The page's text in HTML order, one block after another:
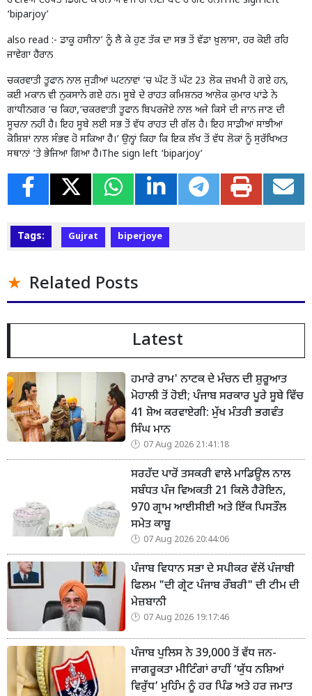
‘biparjoy’
also read :- ਡਾਕੂ ਹਸੀਨਾ’ ਨੂੰ ਲੈ ਕੇ ਹੁਣ ਤੱਕ ਦਾ ਸਭ ਤੋਂ ਵੱਡਾ ਖ਼ੁਲਾਸਾ, ਹਰ ਕੋਈ ਰਹਿ
ਜਾਵੇਗਾ ਹੈਰਾਨ
ਚਕਰਵਾਤੀ ਤੂਫਾਨ ਨਾਲ ਜੁੜੀਆਂ ਘਟਨਾਵਾਂ ’ਚ ਘੱਟ ਤੋਂ ਘੱਟ 23 ਲੋਕ ਜ਼ਖਮੀ ਹੋ ਗਏ ਹਨ,
ਕਈ ਮਕਾਨ ਵੀ ਨੁਕਸਾਨੇ ਗਏ ਹਨ। ਸੂਬੇ ਦੇ ਰਾਹਤ ਕਮਿਸ਼ਨਰ ਆਲੋਕ ਕੁਮਾਰ ਪਾਂਡੇ ਨੇ
ਗਾਂਧੀਨਗਰ ’ਚ ਕਿਹਾ,‘ਚਕਰਵਾਤੀ ਤੂਫਾਨ ਬਿਪਰਜੋਏ ਨਾਲ ਅਜੇ ਕਿਸੇ ਦੀ ਜਾਨ ਜਾਣ ਦੀ
ਸੂਚਨਾ ਨਹੀਂ ਹੈ। ਇਹ ਸੂਬੇ ਲਈ ਸਭ ਤੋਂ ਵੱਧ ਰਾਹਤ ਦੀ ਗੱਲ ਹੈ। ਇਹ ਸਾਡੀਆਂ ਸਾਂਝੀਆਂ
ਕੋਸ਼ਿਸ਼ਾਂ ਨਾਲ ਸੰਭਵ ਹੋ ਸਕਿਆ ਹੈ।’ ਉਨ੍ਹਾਂ ਕਿਹਾ ਕਿ ਇਕ ਲੱਖ ਤੋਂ ਵੱਧ ਲੋਕਾਂ ਨੂੰ ਸੁਰੱਖਿਅਤ
ਸਥਾਨਾਂ ’ਤੇ ਭੇਜਿਆ ਗਿਆ ਹੈ।The sign left ‘biparjoy’
Tags: Gujrat biperjoye
Related Posts
Latest
ਹਮਾਰੇ ਰਾਮ' ਨਾਟਕ ਦੇ ਮੰਚਨ ਦੀ ਸ਼ੁਰੂਆਤ
ਮੋਹਾਲੀ ਤੋਂ ਹੋਈ; ਪੰਜਾਬ ਸਰਕਾਰ ਪੂਰੇ ਸੂਬੇ ਵਿੱਚ
41 ਸ਼ੋਅ ਕਰਵਾਏਗੀ: ਮੁੱਖ ਮੰਤਰੀ ਭਗਵੰਤ
ਸਿੰਘ ਮਾਨ
07 Aug 2026 21:41:18
ਸਰਹੱਦ ਪਾਰੋਂ ਤਸਕਰੀ ਵਾਲੇ ਮਾਡਿਊਲ ਨਾਲ
ਸਬੰਧਤ ਪੰਜ ਵਿਅਕਤੀ 21 ਕਿਲੋ ਹੈਰੋਇਨ,
970 ਗ੍ਰਾਮ ਆਈਸੀਈ ਅਤੇ ਇੱਕ ਪਿਸਤੌਲ
ਸਮੇਤ ਕਾਬੂ
07 Aug 2026 20:44:06
ਪੰਜਾਬ ਵਿਧਾਨ ਸਭਾ ਦੇ ਸਪੀਕਰ ਵੱਲੋਂ ਪੰਜਾਬੀ
ਫਿਲਮ "ਦੀ ਗ੍ਰੇਟ ਪੰਜਾਬ ਰੌਬਰੀ" ਦੀ ਟੀਮ ਦੀ
ਮੇਜ਼ਬਾਨੀ
07 Aug 2026 19:17:46
ਪੰਜਾਬ ਪੁਲਿਸ ਨੇ 39,000 ਤੋਂ ਵੱਧ ਜਨ-
ਜਾਗਰੂਕਤਾ ਮੀਟਿੰਗਾਂ ਰਾਹੀਂ ‘ਯੁੱਧ ਨਸ਼ਿਆਂ
ਵਿਰੁੱਧ’ ਮੁਹਿੰਮ ਨੂੰ ਹਰ ਪਿੰਡ ਅਤੇ ਹਰ ਜਮਾਤ